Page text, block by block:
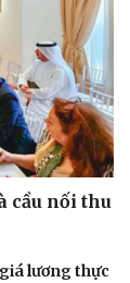
cầu nối thu
lương thực